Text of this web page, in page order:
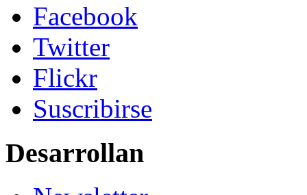
Facebook
Twitter
Flickr
Suscribirse
Desarrollan